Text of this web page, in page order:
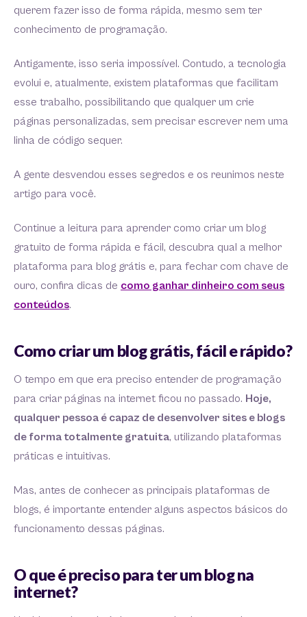
querem fazer isso de forma rápida, mesmo sem ter
conhecimento de programação.
Antigamente, isso seria impossível. Contudo, a tecnologia
evolui e, atualmente, existem plataformas que facilitam
esse trabalho, possibilitando que qualquer um crie
páginas personalizadas, sem precisar escrever nem uma
linha de código sequer.
A gente desvendou esses segredos e os reunimos neste
artigo para você.
Continue a leitura para aprender como criar um blog
gratuito de forma rápida e fácil, descubra qual a melhor
plataforma para blog grátis e, para fechar com chave de
ouro, confira dicas de como ganhar dinheiro com seus
conteúdos.
Como criar um blog grátis, fácil e rápido?
O tempo em que era preciso entender de programação
para criar páginas na internet ficou no passado. Hoje,
qualquer pessoa é capaz de desenvolver sites e blogs
de forma totalmente gratuita, utilizando plataformas
práticas e intuitivas.
Mas, antes de conhecer as principais plataformas de
blogs, é importante entender alguns aspectos básicos do
funcionamento dessas páginas.
O que é preciso para ter um blog na
internet?